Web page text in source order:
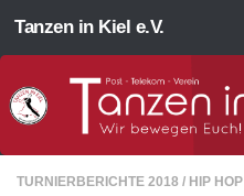
Zum Inhalt springen
Tanzen in Kiel e.V.
TURNIERBERICHTE 2018 / HIP HOP